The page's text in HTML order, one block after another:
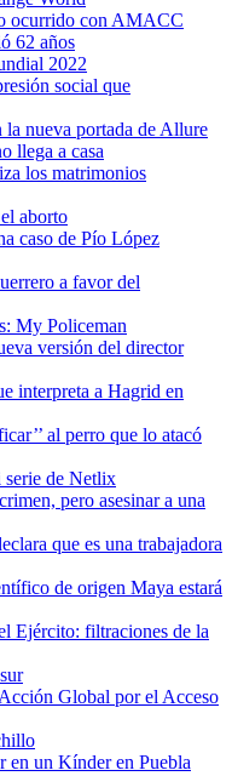
ocurrido con AMACC
62 años
2022
social que
nueva portada de Allure
llega a casa
los matrimonios
aborto
caso de Pío López
a favor del
My Policeman
versión del director
interpreta a Hagrid en
al perro que lo atacó
serie de Netlix
pero asesinar a una
que es una trabajadora
de origen Maya estará
Ejército: filtraciones de la
Global por el Acceso
en un Kínder en Puebla